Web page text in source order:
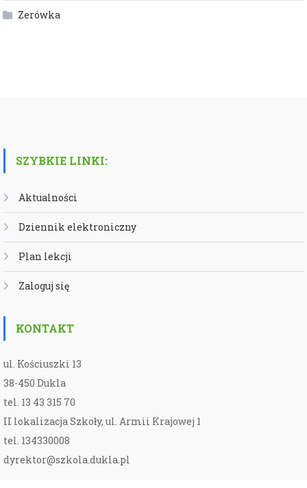
Zerówka
SZYBKIE LINKI:
Aktualności
Dziennik elektroniczny
Plan lekcji
Zaloguj się
KONTAKT
ul. Kościuszki 13
38-450 Dukla
tel. 13 43 315 70
II lokalizacja Szkoły, ul. Armii Krajowej 1
tel. 134330008
dyrektor@szkola.dukla.pl